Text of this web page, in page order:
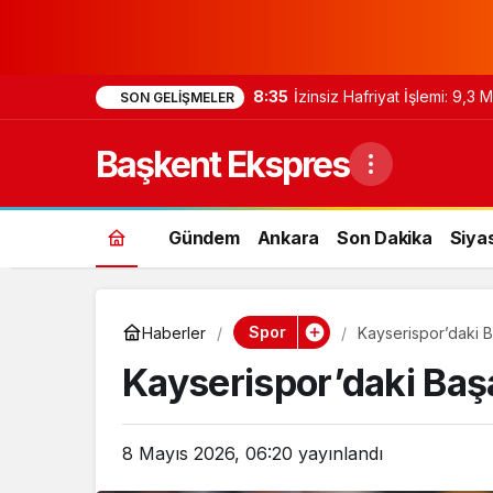
SON GELIŞMELER 8:35 İzinsiz Hafriyat İşlemi: 9,3
Başkent Ekspres
Gündem Ankara Son Dakika
Haberler Spor Kayserispor’daki
Kayserispor’daki
8 Mayıs 2026, 06:20 yayınlandı